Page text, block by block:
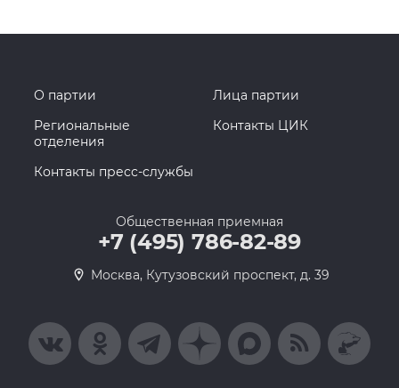
О партии
Лица партии
Региональные
отделения
Контакты ЦИК
Контакты пресс-службы
Общественная приемная
+7 (495) 786-82-89
Москва, Кутузовский проспект, д. 39